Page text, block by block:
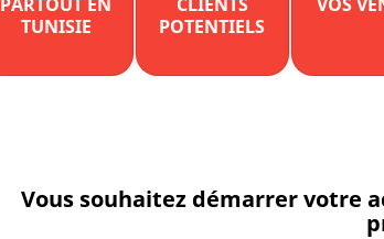
TUNISIE
POTENTIELS
Vous souhaitez démarrer votre